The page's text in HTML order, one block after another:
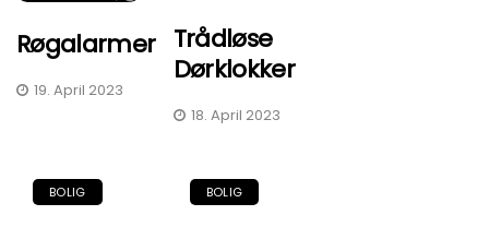
Røgalarmer
19. April 2023
Trådløse
Dørklokker
18. April 2023
BOLIG BOLIG